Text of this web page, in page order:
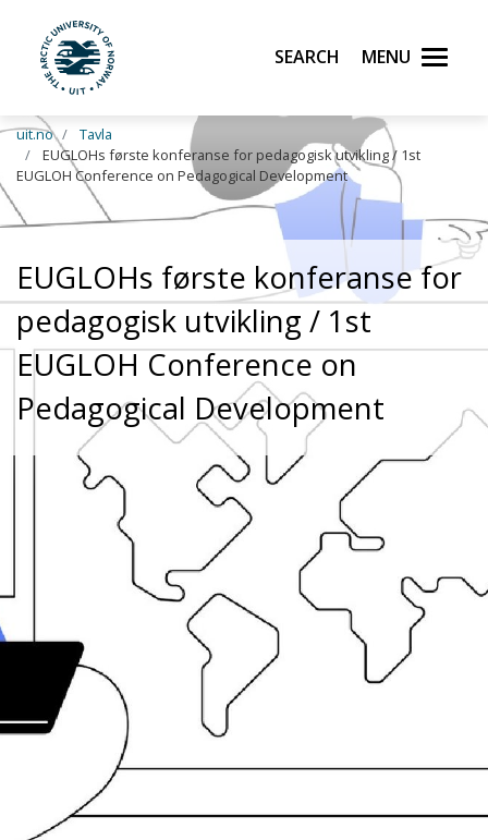
Skip to main content
UiT The Arctic University of Norway
Search Menu
uit.no
Tavla
EUGLOHs første konferanse for pedagogisk utvikling / 1st
EUGLOH Conference on Pedagogical Development
EUGLOHs første konferanse for
pedagogisk utvikling / 1st
EUGLOH Conference on
Pedagogical Development